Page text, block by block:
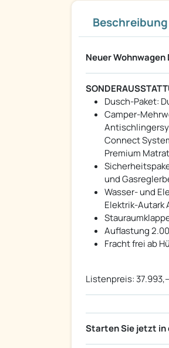
Beschreibung
Neuer
Dusch-Paket:
Camper-
Connect
Premium
und
Wasser- und
Elektrik-Autark
Auflastung
Fracht frei ab
Listenpreis:
Starten Sie jetzt in